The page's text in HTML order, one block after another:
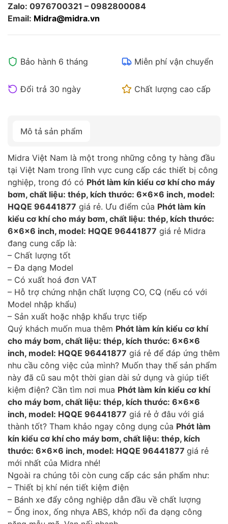
Zalo: 0976700321 – 0982800084
Email: Midra@midra.vn
Bảo hành 6 tháng Miễn phí vận chuyển
Đổi trả 30 ngày Chất lượng cao cấp
Mô tả sản phẩm
Midra Việt Nam là một trong những công ty hàng đầu
tại Việt Nam trong lĩnh vực cung cấp các thiết bị công
nghiệp, trong đó có Phớt làm kín kiểu cơ khí cho máy
bơm, chất liệu: thép, kích thước: 6x6x6 inch, model:
HQQE 96441877 giá rẻ. Ưu điểm của Phớt làm kín
kiểu cơ khí cho máy bơm, chất liệu: thép, kích thước:
6x6x6 inch, model: HQQE 96441877 giá rẻ Midra
đang cung cấp là:
– Chất lượng tốt
– Đa dạng Model
– Có xuất hoá đơn VAT
– Hỗ trợ chứng nhận chất lượng CO, CQ (nếu có với
Model nhập khẩu)
– Sản xuất hoặc nhập khẩu trực tiếp
Quý khách muốn mua thêm Phớt làm kín kiểu cơ khí
cho máy bơm, chất liệu: thép, kích thước: 6x6x6
inch, model: HQQE 96441877 giá rẻ để đáp ứng thêm
nhu cầu công việc của mình? Muốn thay thế sản phẩm
này đã cũ sau một thời gian dài sử dụng và giúp tiết
kiệm điện? Cần tìm nơi mua Phớt làm kín kiểu cơ khí
cho máy bơm, chất liệu: thép, kích thước: 6x6x6
inch, model: HQQE 96441877 giá rẻ ở đâu với giá
thành tốt? Tham khảo ngay công dụng của Phớt làm
kín kiểu cơ khí cho máy bơm, chất liệu: thép, kích
thước: 6x6x6 inch, model: HQQE 96441877 giá rẻ
mới nhất của Midra nhé!
Ngoài ra chúng tôi còn cung cấp các sản phẩm như:
– Thiết bị khí nén tiết kiệm điện
– Bánh xe đẩy công nghiệp dẫn đầu về chất lượng
– Ống inox, ống nhựa ABS, khớp nối đa dạng công